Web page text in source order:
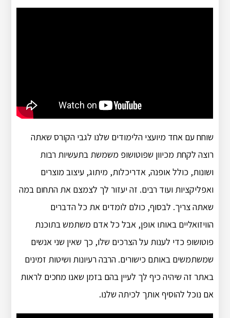
שוחח עם אחד מיועצי הלימודים שלנו לגבי הקורס שאתה
רוצה לקחת מכיוון שפוטושופ משמשת בתעשיות רבות
ושונות, כולל אופנה, אדריכלות, מיתוג, עיצוב מוצרים
ואפליקציות ועוד רבים. זה יעזור לך לצמצם את התחום במה
שאתה צריך. לבסוף, כולם לומדים את כל הדברים
הוויזואליים באותו אופן, אבל כל אדם משתמש בתוכנת
פוטושופ כדי לענות על הצרכים שלו, כך שאין שני אנשים
שמשתמשים באותם כישורים. הרבה רעיונות ושיטות זמינים
באתר זה שיהיה כיף לך לעיין בהם בזמן שאנו מחכים לראות
אם נוכל להוסיף אותך לכיתה שלנו.